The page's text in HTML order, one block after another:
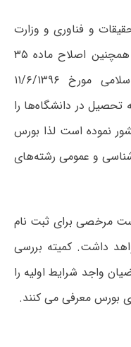
و فناوری و وزارت
بهداشت، درمان و آموزش پزشکی و همچنین اصلاح ماده ۳۵
معافیت تحصیلی مجلس شورای اسلامی مورخ ۱۱/۶/۱۳۹۶
تحصیل در دانشگاه‌ها را
نموده است لذا بورس
و عمومی رشته‌های
مرخصی برای ثبت نام
داشت. کمیته بررسی
واجد شرایط اولیه را
بورس معرفی می‌ کنند.